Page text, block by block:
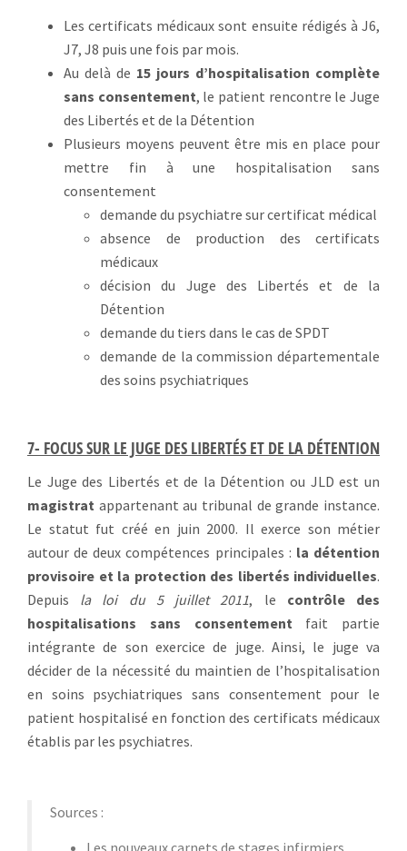
Les certificats médicaux sont ensuite rédigés à J6,
J7, J8 puis une fois par mois.
Au delà de 15 jours d’hospitalisation complète
sans consentement, le patient rencontre le Juge
des Libertés et de la Détention
Plusieurs moyens peuvent être mis en place pour
mettre fin à une hospitalisation sans
consentement
demande du psychiatre sur certificat médical
absence de production des certificats
médicaux
décision du Juge des Libertés et de la
Détention
demande du tiers dans le cas de SPDT
demande de la commission départementale
des soins psychiatriques
7- FOCUS SUR LE JUGE DES LIBERTÉS ET DE LA DÉTENTION
Le Juge des Libertés et de la Détention ou JLD est un
magistrat appartenant au tribunal de grande instance.
Le statut fut créé en juin 2000. Il exerce son métier
autour de deux compétences principales : la détention
provisoire et la protection des libertés individuelles.
Depuis la loi du 5 juillet 2011, le contrôle des
hospitalisations sans consentement fait partie
intégrante de son exercice de juge. Ainsi, le juge va
décider de la nécessité du maintien de l’hospitalisation
en soins psychiatriques sans consentement pour le
patient hospitalisé en fonction des certificats médicaux
établis par les psychiatres.
Sources :
Les nouveaux carnets de stages infirmiers,